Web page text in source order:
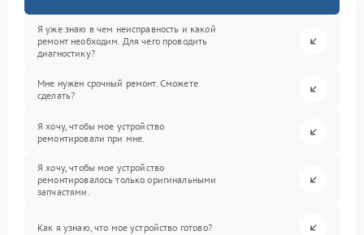
Я уже знаю в чем неисправность и какой
ремонт необходим. Для чего проводить
диагностику?
Мне нужен срочный ремонт. Сможете
сделать?
Я хочу, чтобы мое устройство
ремонтировали при мне.
Я хочу, чтобы мое устройство
ремонтировалось только оригинальными
запчастями.
Как я узнаю, что мое устройство готово?